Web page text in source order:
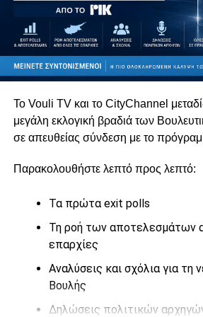
Το Vouli TV και το CityChannel
μεγάλη εκλογική βραδιά των
σε απευθείας σύνδεση με το
Παρακολουθήστε λεπτό προς λεπτό:
Τα πρώτα exit polls
Τη ροή των αποτελεσμάτων
επαρχίες
Αναλύσεις και σχόλια για τη
Βουλής
Δηλώσεις πολιτικών